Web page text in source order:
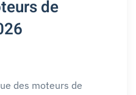
de
des moteurs de